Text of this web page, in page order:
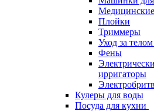
Плойки
Триммеры
Уход за
Фены
ирригаторы
Кулеры для воды
Посуда для кухни